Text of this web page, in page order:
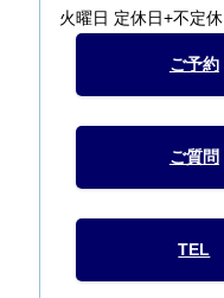
火曜日 定休日+不定休
ご予約
ご質問
TEL